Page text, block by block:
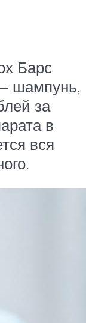
Барс
шампунь,
за
в
вся